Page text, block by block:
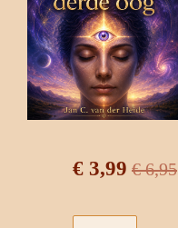
€ 3,99 € 6,95